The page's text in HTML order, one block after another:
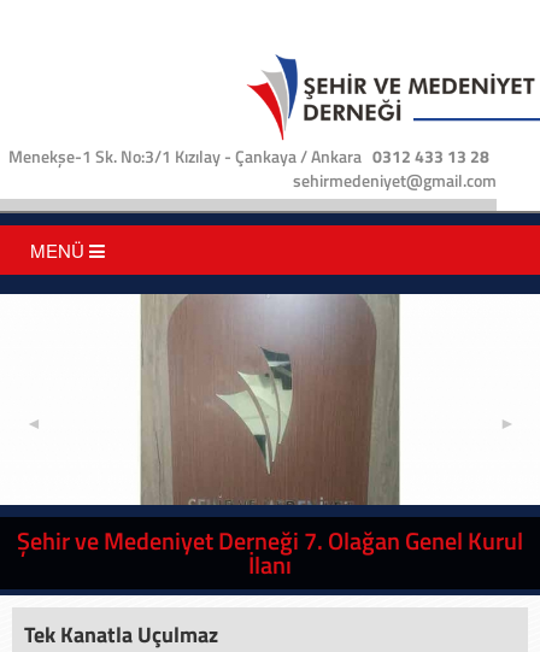
Menekşe-1 Sk. No:3/1 Kızılay - Çankaya / Ankara 0312 433 13 28
sehirmedeniyet@gmail.com
MENÜ
Şehir ve Medeniyet Derneği 7. Olağan Genel Kurul
İlanı
◄ ►
Tek Kanatla Uçulmaz